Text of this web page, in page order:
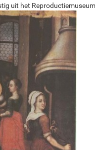
uit het